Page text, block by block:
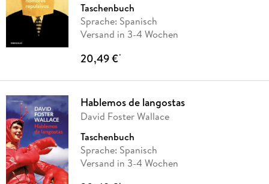
Taschenbuch
Sprache: Spanisch
Versand in 3-4 Wochen
20,49 €*
Hablemos de langostas
David Foster Wallace
Taschenbuch
Sprache: Spanisch
Versand in 3-4 Wochen